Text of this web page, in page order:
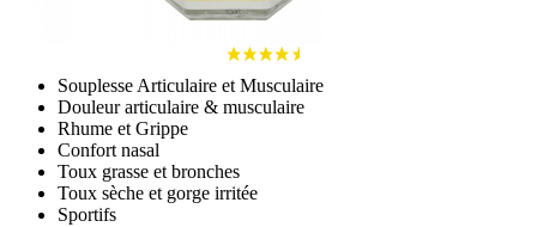
Souplesse Articulaire et Musculaire
Douleur articulaire & musculaire
Rhume et Grippe
Confort nasal
Toux grasse et bronches
Toux sèche et gorge irritée
Sportifs